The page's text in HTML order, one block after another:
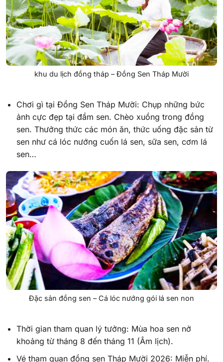
khu du lịch đồng tháp – Đồng Sen Tháp Mười
Chơi gì tại Đồng Sen Tháp Mười: Chụp những bức
ảnh cực đẹp tại đầm sen. Chèo xuồng trong đồng
sen. Thưởng thức các món ăn, thức uống đặc sản từ
sen như cá lóc nướng cuốn lá sen, sữa sen, cơm lá
sen…
Đặc sản đồng sen – Cá lóc nướng gói lá sen non
Thời gian tham quan lý tưởng: Mùa hoa sen nở
khoảng từ tháng 8 đến tháng 11 (Âm lịch).
Vé tham quan đồng sen Tháp Mười 2026: Miễn phí.